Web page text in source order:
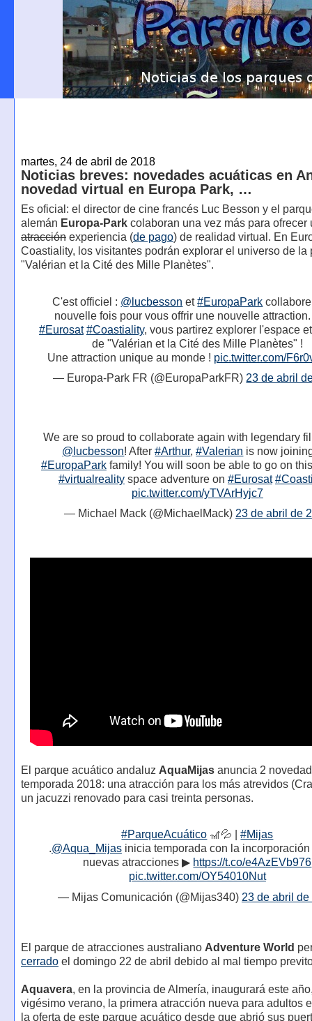
martes, 24 de abril de 2018
Noticias breves: novedades acuáticas en
novedad virtual en Europa Park, …
Es oficial: el director de cine francés Luc Besson y el
alemán Europa-Parkcolaboran una vez más para ofrecer
atracciónexperiencia (de pago) de realidad virtual. En
Coastiality, los visitantes podrán explorar el universo de la
"Valérian et la Cité des Mille Planètes".
C'est officiel : @lucbesson et#EuropaPark
nouvelle fois pour vous offrir une nouvelle
#Eurosat #Coastiality, vous partirez explorer l'espace
de "Valérian et la Cité des Mille Planètes" !
Une attraction unique au monde ! pic.twitter.com/
— Europa-Park FR (@EuropaParkFR) 23 de abril
We are so proud to collaborate again with legendary
@lucbesson! After#Arthur,#Valerian is now
#EuropaParkfamily! You will soon be able to go on
#virtualrealityspace adventure on #Eurosat
pic.twitter.com/yTVArHyjc7
— Michael Mack (@MichaelMack) 23 de abril de
El parque acuático andaluz AquaMijasanuncia 2
temporada 2018: una atracción para los más atrevidos
un jacuzzi renovado para casi treinta personas.
#ParqueAcuático 🎢💦 |#Mijas
.@Aqua_Mijasinicia temporada con la incorporación
nuevas atracciones ▶ https://t.co/e4AzEVb976
pic.twitter.com/OY54010Nut
— Mijas Comunicación (@Mijas340) 23 de abril de
El parque de atracciones australiano Adventure World
cerradoel domingo 22 de abril debido al mal tiempo
Aquavera, en la provincia de Almería, inaugurará este
vigésimo verano, la primera atracción nueva para adultos
la oferta de este parque acuático desde que abrió sus